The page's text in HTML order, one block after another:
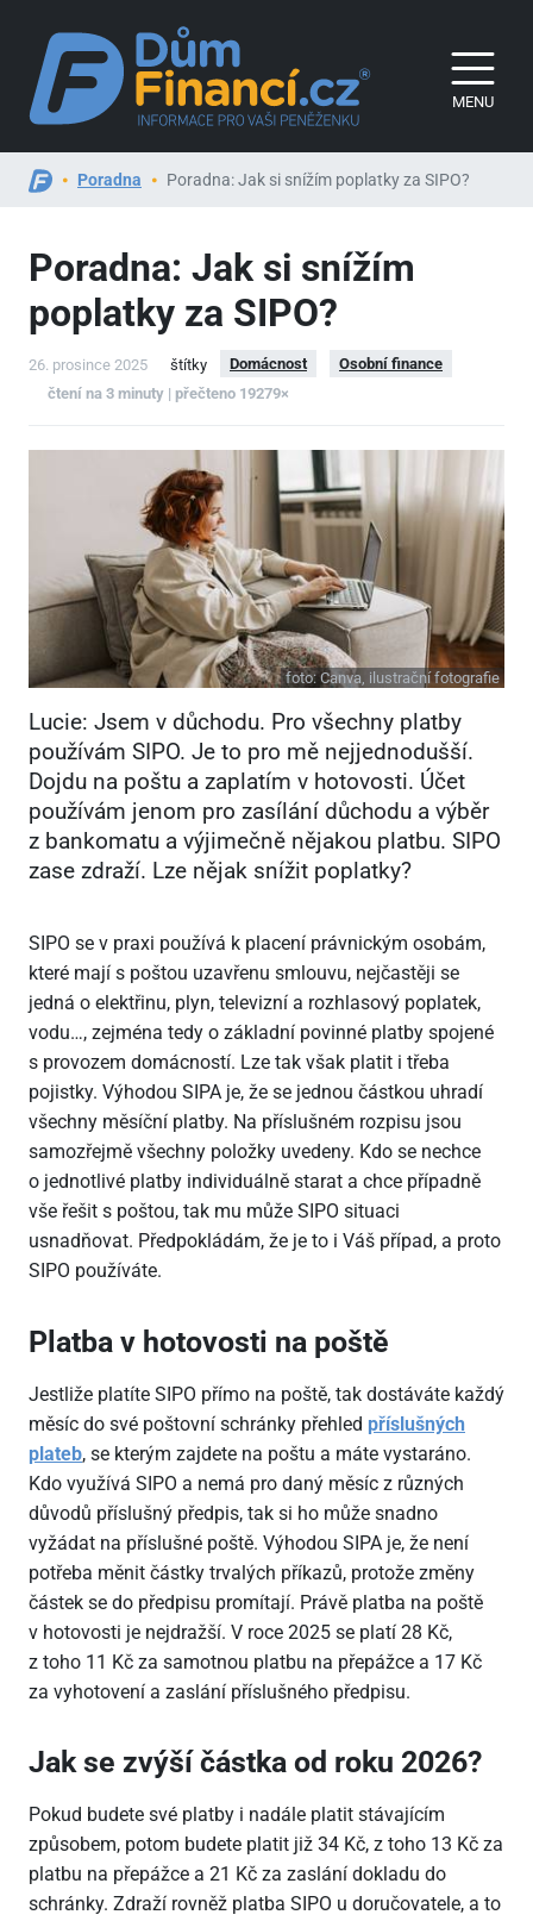
MENU
Poradna Poradna: Jak si snížím poplatky za SIPO?
Poradna: Jak si snížím
poplatky za SIPO?
26. prosince 2025 štítky Domácnost
Osobní finance
čtení na 3 minuty | přečteno 19279×
foto:Canva, ilustrační fotografie
Lucie: Jsem v důchodu. Pro všechny platby
používám SIPO. Je to pro mě nejjednodušší.
Dojdu na poštu a zaplatím v hotovosti. Účet
používám jenom pro zasílání důchodu a výběr
z bankomatu a výjimečně nějakou platbu. SIPO
zase zdraží. Lze nějak snížit poplatky?
SIPO se v praxi používá k placení právnickým osobám,
které mají s poštou uzavřenu smlouvu, nejčastěji se
jedná o elektřinu, plyn, televizní a rozhlasový poplatek,
vodu…, zejména tedy o základní povinné platby spojené
s provozem domácností. Lze tak však platit i třeba
pojistky. Výhodou SIPA je, že se jednou částkou uhradí
všechny měsíční platby. Na příslušném rozpisu jsou
samozřejmě všechny položky uvedeny. Kdo se nechce
o jednotlivé platby individuálně starat a chce případně
vše řešit s poštou, tak mu může SIPO situaci
usnadňovat. Předpokládám, že je to i Váš případ, a proto
SIPO používáte.
Platba v hotovosti na poště
Jestliže platíte SIPO přímo na poště, tak dostáváte každý
měsíc do své poštovní schránky přehled příslušných
plateb, se kterým zajdete na poštu a máte vystaráno.
Kdo využívá SIPO a nemá pro daný měsíc z různých
důvodů příslušný předpis, tak si ho může snadno
vyžádat na příslušné poště. Výhodou SIPA je, že není
potřeba měnit částky trvalých příkazů, protože změny
částek se do předpisu promítají. Právě platba na poště
v hotovosti je nejdražší. V roce 2025 se platí 28 Kč,
z toho 11 Kč za samotnou platbu na přepážce a 17 Kč
za vyhotovení a zaslání příslušného předpisu.
Jak se zvýší částka od roku 2026?
Pokud budete své platby i nadále platit stávajícím
způsobem, potom budete platit již 34 Kč, z toho 13 Kč za
platbu na přepážce a 21 Kč za zaslání dokladu do
schránky. Zdraží rovněž platba SIPO u doručovatele, a to